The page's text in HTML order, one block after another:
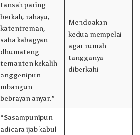
tansah paring
berkah, rahayu,
katentreman,
saha kabagyan
dhumateng
temanten kekalih
anggenipun
mbangun
bebrayan anyar.”
Mendoakan
kedua mempelai
agar rumah
tangganya
diberkahi
“Sasampunipun
adicara ijab kabul